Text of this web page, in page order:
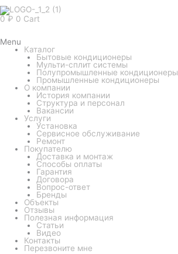
0 ₽ 0 Cart
Menu
Каталог
Бытовые кондиционеры
Мульти-сплит системы
Полупромышленные кондиционеры
Промышленные кондиционеры
О компании
История компании
Структура и персонал
Вакансии
Услуги
Установка
Сервисное обслуживание
Ремонт
Покупателю
Доставка и монтаж
Способы оплаты
Гарантия
Договора
Вопрос-ответ
Бренды
Объекты
Отзывы
Полезная информация
Статьи
Видео
Контакты
Перезвоните мне